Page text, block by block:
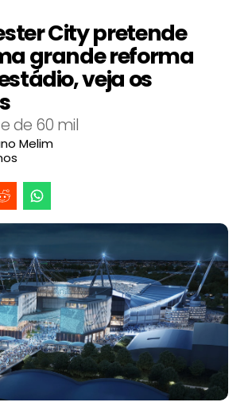
City pretende
grande reforma
veja os
de 60 mil
Melim